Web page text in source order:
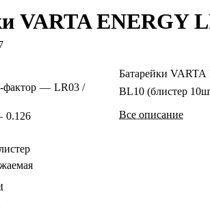
VARTA ENERGY
— LR03 /
0.126
Батарейки
BL10 (блистер
Все описание